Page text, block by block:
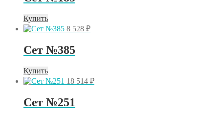
Купить
8 528 ₽
Сет №385
Купить
18 514 ₽
Сет №251